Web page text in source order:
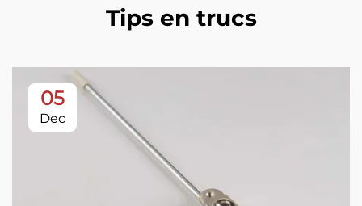
Tips en trucs
05
Dec